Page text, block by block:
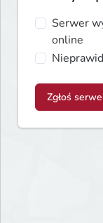
Serwer
online
Zgłoś